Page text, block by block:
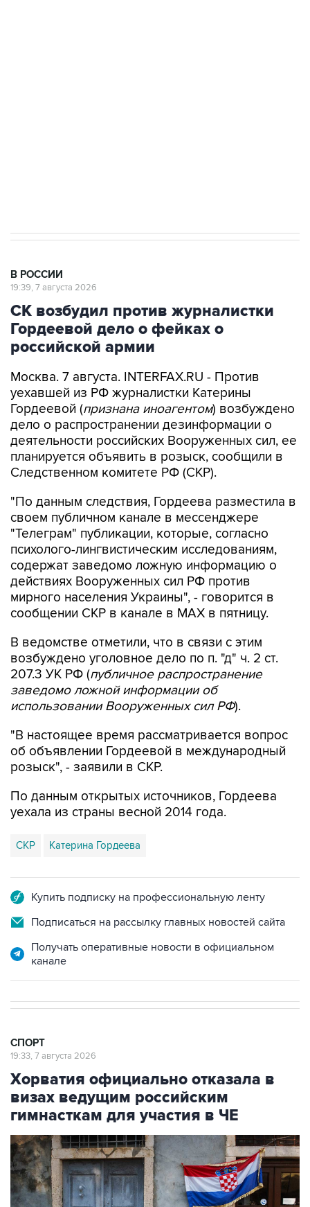
В РОССИИ
19:39, 7 августа 2026
СК возбудил против журналистки
Гордеевой дело о фейках о
российской армии
Москва. 7 августа. INTERFAX.RU - Против
уехавшей из РФ журналистки Катерины
Гордеевой (признана иноагентом) возбуждено
дело о распространении дезинформации о
деятельности российских Вооруженных сил, ее
планируется объявить в розыск, сообщили в
Следственном комитете РФ (СКР).
"По данным следствия, Гордеева разместила в
своем публичном канале в мессенджере
"Телеграм" публикации, которые, согласно
психолого-лингвистическим исследованиям,
содержат заведомо ложную информацию о
действиях Вооруженных сил РФ против
мирного населения Украины", - говорится в
сообщении СКР в канале в MAX в пятницу.
В ведомстве отметили, что в связи с этим
возбуждено уголовное дело по п. "д" ч. 2 ст.
207.3 УК РФ (публичное распространение
заведомо ложной информации об
использовании Вооруженных сил РФ).
"В настоящее время рассматривается вопрос
об объявлении Гордеевой в международный
розыск", - заявили в СКР.
По данным открытых источников, Гордеева
уехала из страны весной 2014 года.
СКР Катерина Гордеева
Купить подписку на профессиональную ленту
Подписаться на рассылку главных новостей сайта
Получать оперативные новости в официальном
канале
СПОРТ
19:33, 7 августа 2026
Хорватия официально отказала в
визах ведущим российским
гимнасткам для участия в ЧЕ